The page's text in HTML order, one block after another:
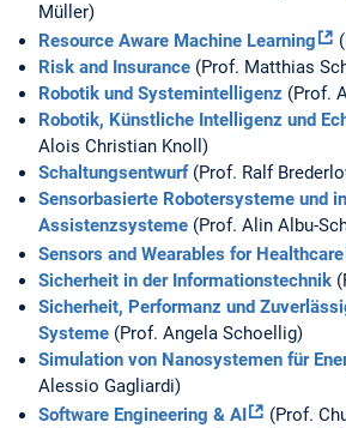
Müller)
Resource Aware Machine Learning
Risk and Insurance (Prof. Matthias
Robotik und Systemintelligenz (Prof.
Robotik, Künstliche Intelligenz und
Alois Christian Knoll)
Schaltungsentwurf(Prof. Ralf
Sensorbasierte Robotersysteme und
Assistenzsysteme (Prof. Alin Albu-
Sensors and Wearables for Healthcare
Sicherheit in der Informationstechnik
Sicherheit, Performanz und
Systeme (Prof. Angela Schoellig)
Simulation von Nanosystemen für
Alessio Gagliardi)
Software Engineering & AI
(Prof.